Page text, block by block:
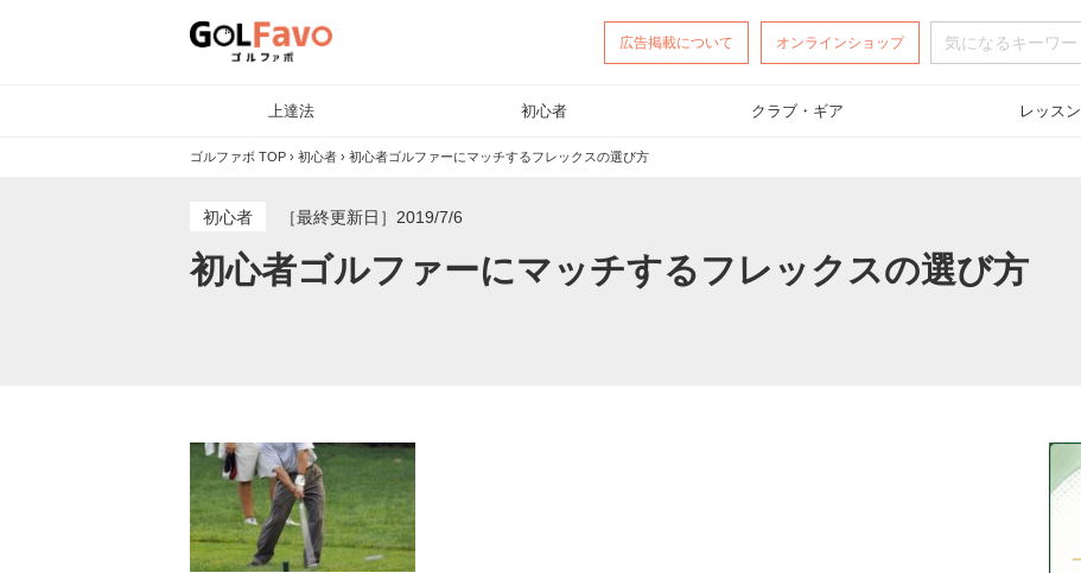
広告掲載について オンラインショップ
上達法 初心者 クラブ・ギア レッスン
ゴルファボ TOP › 初心者 › 初心者ゴルファーにマッチするフレックスの選び方
初心者 ［最終更新日］2019/7/6
初心者ゴルファーにマッチするフレックスの選び方